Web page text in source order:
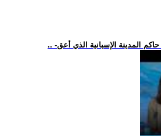
المدينة الإسبانية الذي أعق